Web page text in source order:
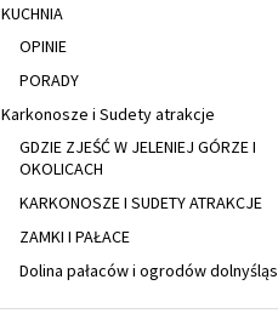
KUCHNIA
OPINIE
PORADY
Karkonosze i Sudety atrakcje
GDZIE ZJEŚĆ W JELENIEJ GÓRZE I
OKOLICACH
KARKONOSZE I SUDETY ATRAKCJE
ZAMKI I PAŁACE
Dolina pałaców i ogrodów